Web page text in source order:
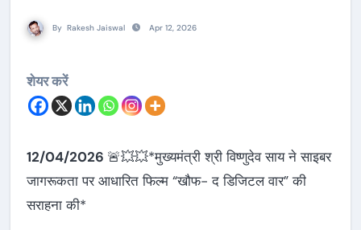
By Rakesh Jaiswal Apr 12, 2026
शेयर करें
12/04/2026 🚨💥💥*मुख्यमंत्री श्री विष्णुदेव साय ने साइबर
जागरूकता पर आधारित फिल्म “खौफ- द डिजिटल वार” की
सराहना की*